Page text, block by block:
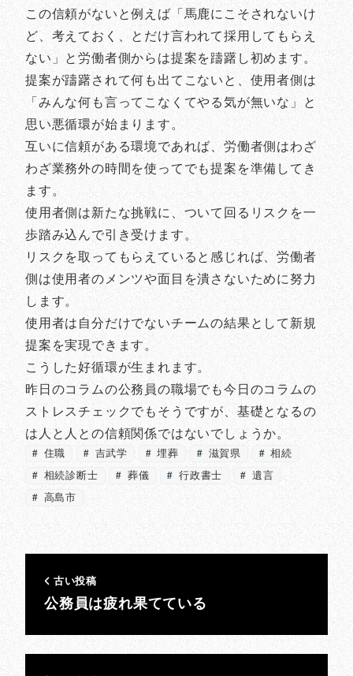
この信頼がないと例えば「馬鹿にこそされないけ
ど、考えておく、とだけ言われて採用してもらえ
ない」と労働者側からは提案を躊躇し初めます。
提案が躊躇されて何も出てこないと、使用者側は
「みんな何も言ってこなくてやる気が無いな」と
思い悪循環が始まります。
互いに信頼がある環境であれば、労働者側はわざ
わざ業務外の時間を使ってでも提案を準備してき
ます。
使用者側は新たな挑戦に、ついて回るリスクを一
歩踏み込んで引き受けます。
リスクを取ってもらえていると感じれば、労働者
側は使用者のメンツや面目を潰さないために努力
します。
使用者は自分だけでないチームの結果として新規
提案を実現できます。
こうした好循環が生まれます。
昨日のコラムの公務員の職場でも今日のコラムの
ストレスチェックでもそうですが、基礎となるの
は人と人との信頼関係ではないでしょうか。
住職 吉武学 埋葬 滋賀県
相続
相続診断士
葬儀 行政書士
遺言
高島市
古い投稿
公務員は疲れ果てている